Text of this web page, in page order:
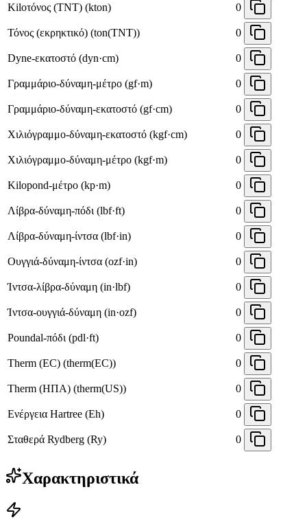
Kiloτόνος (TNT) (kton) 0
Τόνος (εκρηκτικό) (ton(TNT)) 0
Dyne-εκατοστό (dyn·cm) 0
Γραμμάριο-δύναμη-μέτρο (gf·m) 0
Γραμμάριο-δύναμη-εκατοστό (gf·cm) 0
Χιλιόγραμμο-δύναμη-εκατοστό (kgf·cm) 0
Χιλιόγραμμο-δύναμη-μέτρο (kgf·m) 0
Kilopond-μέτρο (kp·m) 0
Λίβρα-δύναμη-πόδι (lbf·ft) 0
Λίβρα-δύναμη-ίντσα (lbf·in) 0
Ουγγιά-δύναμη-ίντσα (ozf·in) 0
Ίντσα-λίβρα-δύναμη (in·lbf) 0
Ίντσα-ουγγιά-δύναμη (in·ozf) 0
Poundal-πόδι (pdl·ft) 0
Therm (EC) (therm(EC)) 0
Therm (ΗΠΑ) (therm(US)) 0
Ενέργεια Hartree (Eh) 0
Σταθερά Rydberg (Ry) 0
Χαρακτηριστικά